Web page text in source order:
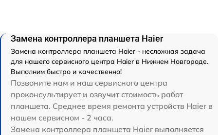
Замена контроллера планшета Haier
Замена контроллера планшета Haier - несложная задача
для нашего сервисного центра Haier в Нижнем Новгороде.
Выполним быстро и качественно!
Позвоните нам и наш сервисного центра
проконсультирует и озвучит стоимость работ
планшета. Среднее время ремонта устройств Haier в
нашем сервисном - 2 часа.
Замена контроллера планшета Haier выполняется